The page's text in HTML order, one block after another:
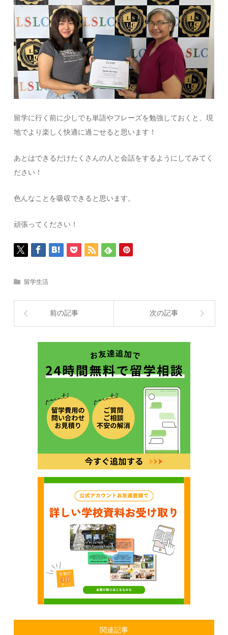
留学に行く前に少しでも単語やフレーズを勉強しておくと、現
地でより楽しく快適に過ごせると思います！
あとはできるだけたくさんの人と会話をするようにしてみてく
ださい！
色んなことを吸収できると思います。
頑張ってください！
留学生活
前の記事 次の記事
関連記事